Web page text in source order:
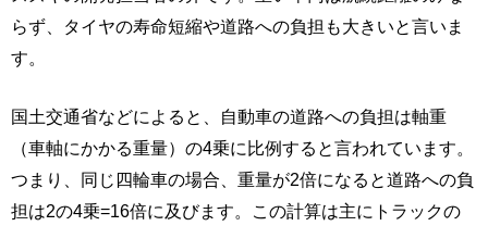
らず、タイヤの寿命短縮や道路への負担も大きいと言いま
す。
国土交通省などによると、自動車の道路への負担は軸重
（車軸にかかる重量）の4乗に比例すると言われています。
つまり、同じ四輪車の場合、重量が2倍になると道路への負
担は2の4乗=16倍に及びます。この計算は主にトラックの